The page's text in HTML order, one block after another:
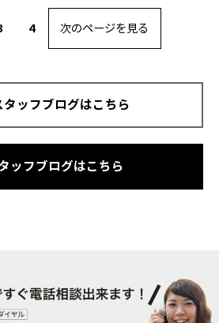
4 次のページを見る
タッフブログはこちら
ッフブログはこちら